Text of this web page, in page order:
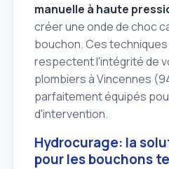
manuelle à haute
créer une onde de choc
bouchon. Ces
respectent l'intégrité de
plombiers à Vincennes
parfaitement équipés
d'intervention.
Hydrocurage: la
pour les bouchons